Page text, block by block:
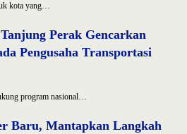
kota yang…
Perak Gencarkan
Pengusaha Transportasi
program nasional…
Baru, Mantapkan Langkah